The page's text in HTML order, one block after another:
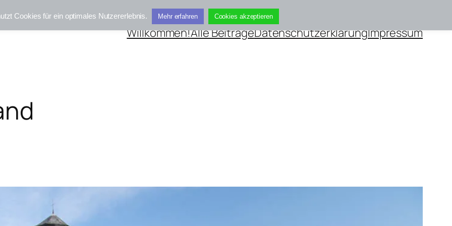
Willkommen!Alle BeiträgeDatenschutzerklärungImpressum
Cookies für ein optimales Nutzererlebnis. Mehr erfahren Cookies akzeptieren